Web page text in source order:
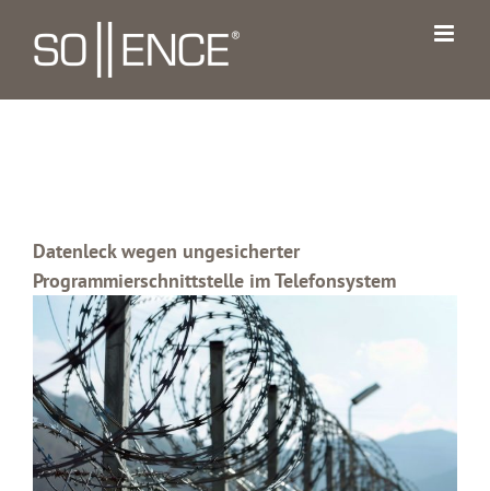
Inhalt
springen
Datenleck wegen ungesicherter
Programmierschnittstelle im Telefonsystem
Zeige
grösseres
Bild